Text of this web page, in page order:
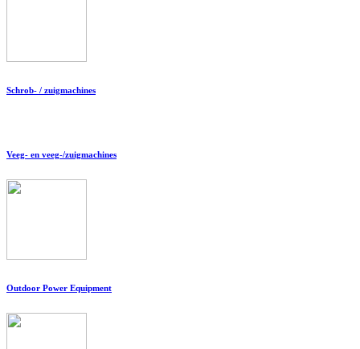
Schrob- / zuigmachines
Veeg- en veeg-/zuigmachines
Outdoor Power Equipment